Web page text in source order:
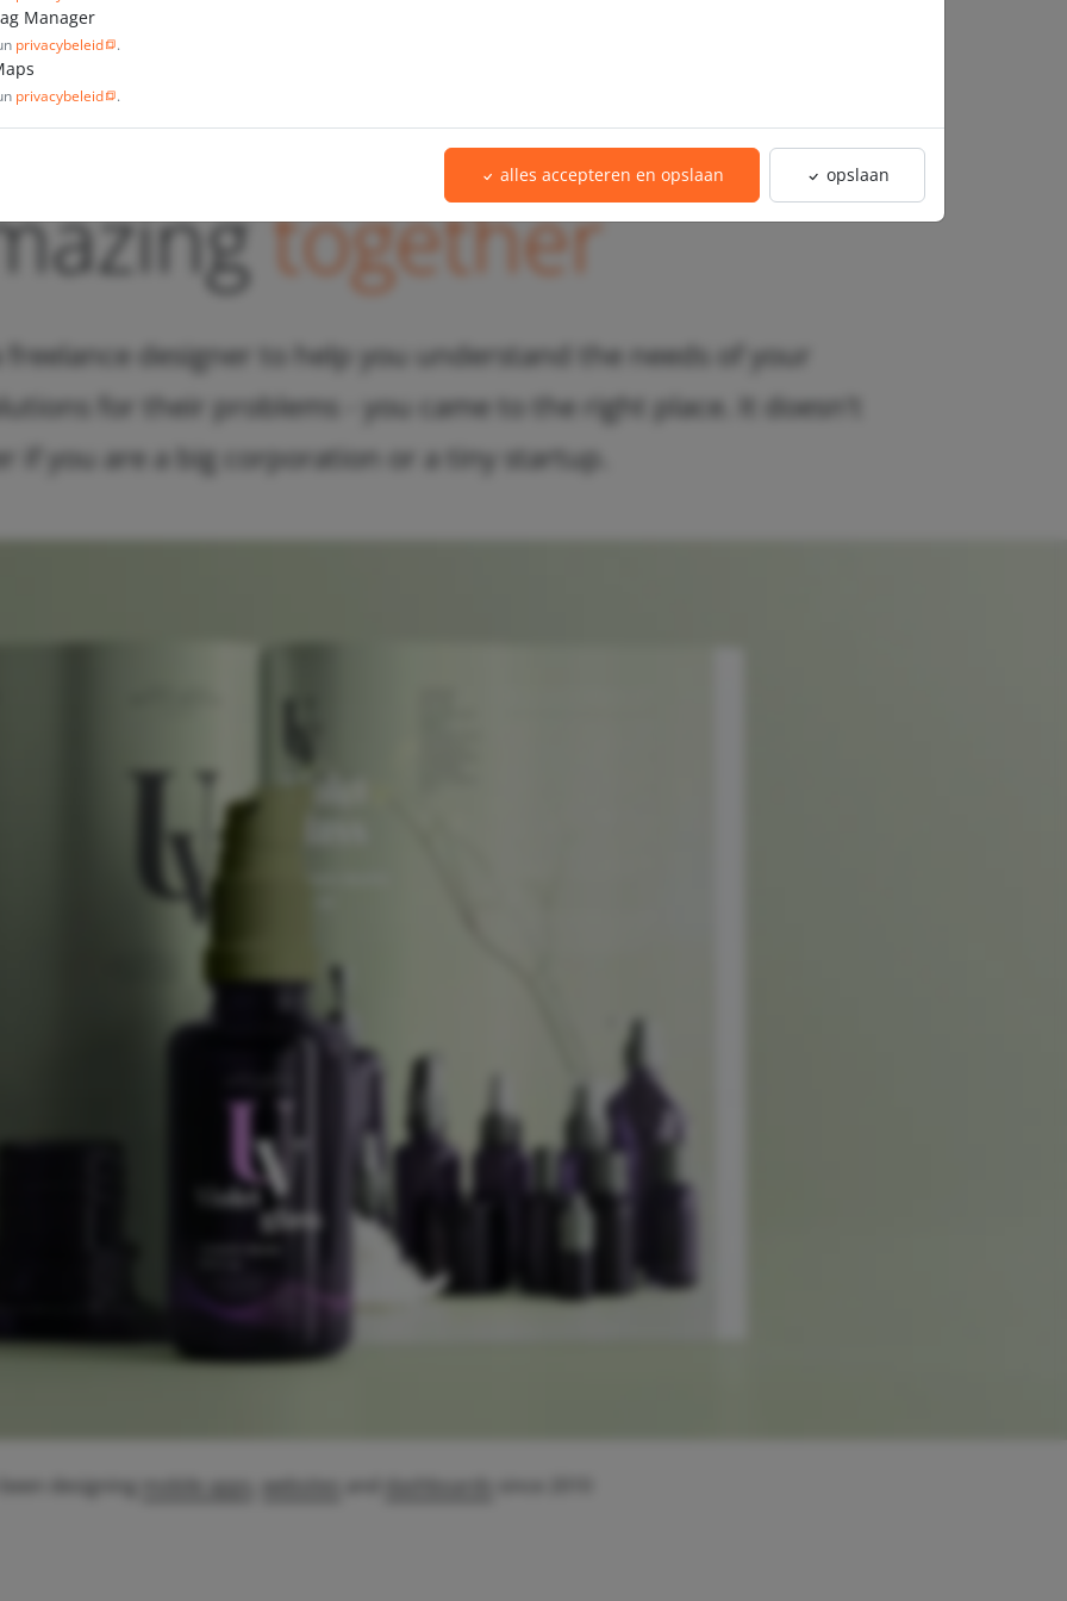
create something
together
designer to help you understand the needs of your
for their problems - you came to the right place. It doesn't
if you are a big corporation or a tiny startup.
mobile apps websites
Manager
privacybeleid .
privacybeleid .
alles accepteren en opslaan opslaan